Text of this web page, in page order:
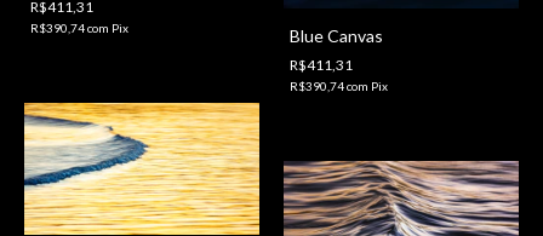
R$411,31
R$390,74com Pix Blue Canvas
R$411,31
R$390,74com Pix